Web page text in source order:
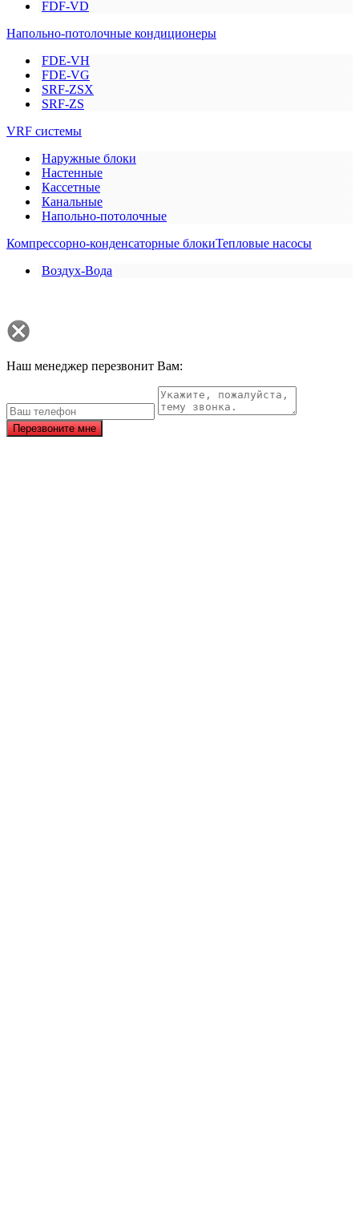
FDF-VD
Напольно-потолочные кондиционеры
FDE-VH
FDE-VG
SRF-ZSX
SRF-ZS
VRF системы
Наружные блоки
Настенные
Кассетные
Канальные
Напольно-потолочные
Компрессорно-конденсаторные блокиТепловые насосы
Воздух-Вода
Наш менеджер перезвонит Вам:
Перезвоните мне